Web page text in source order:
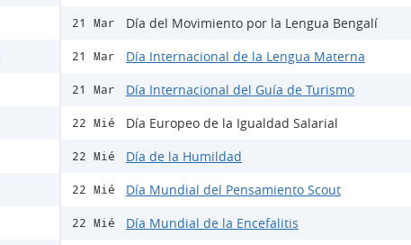
21 Mar Día del Movimiento por la Lengua Bengalí
21 Mar Día Internacional de la Lengua Materna
21 Mar Día Internacional del Guía de Turismo
22 Mié Día Europeo de la Igualdad Salarial
22 Mié Día de la Humildad
22 Mié Día Mundial del Pensamiento Scout
22 Mié Día Mundial de la Encefalitis